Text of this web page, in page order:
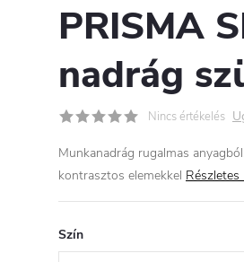
PRISMA
nadrág
Nincs értékelés
Munkanadrág rugalmas
kontrasztos elemekkel
Szín